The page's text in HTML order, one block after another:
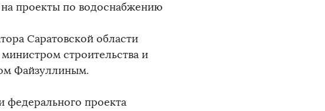
проекты по водоснабжению
Саратовской области
строительства и
Файзуллиным.
федерального проекта